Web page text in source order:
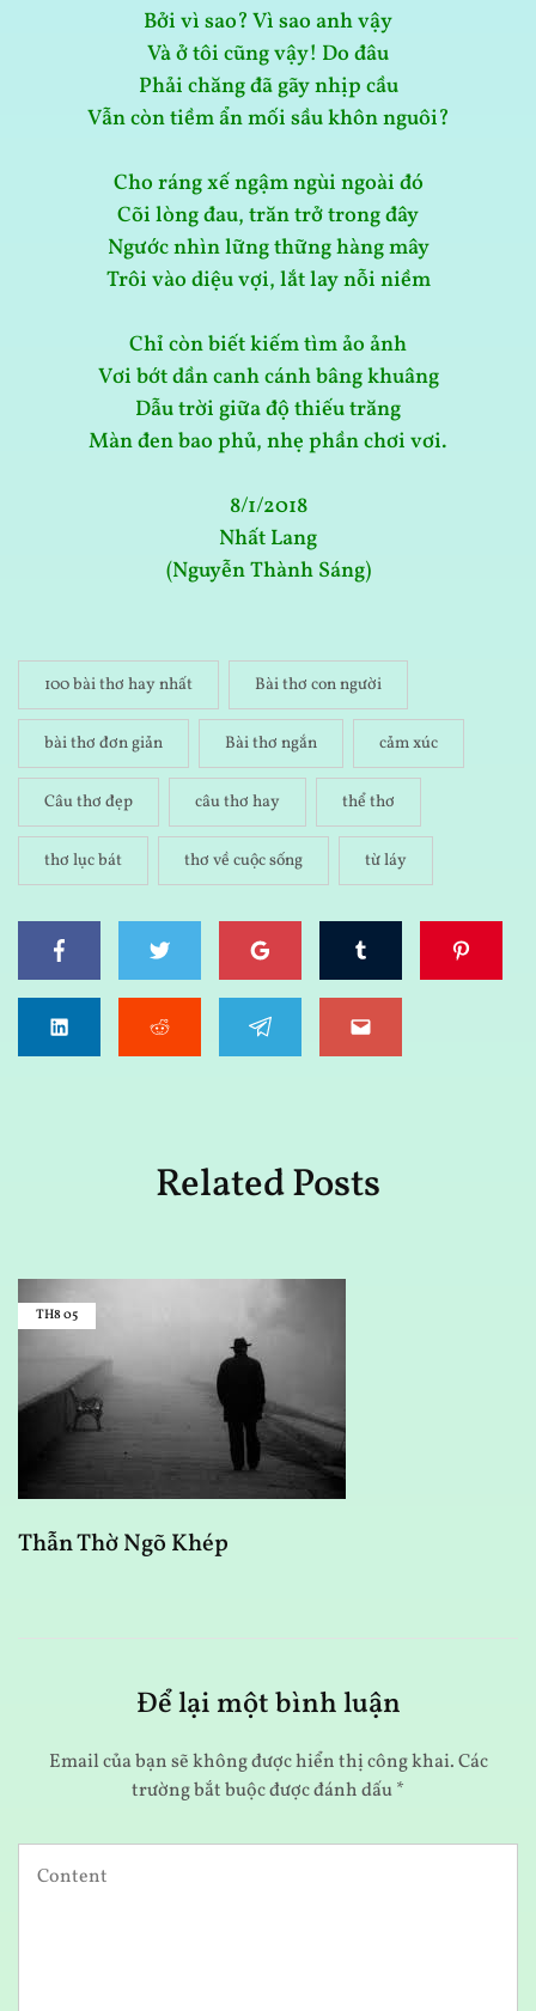
Bởi vì sao? Vì sao anh vậy
Và ở tôi cũng vậy! Do đâu
Phải chăng đã gãy nhịp cầu
Vẫn còn tiềm ẩn mối sầu khôn nguôi?
Cho ráng xế ngậm ngùi ngoài đó
Cõi lòng đau, trăn trở trong đây
Ngước nhìn lững thững hàng mây
Trôi vào diệu vợi, lắt lay nỗi niềm
Chỉ còn biết kiếm tìm ảo ảnh
Vơi bớt dần canh cánh bâng khuâng
Dẫu trời giữa độ thiếu trăng
Màn đen bao phủ, nhẹ phần chơi vơi.
8/1/2018
Nhất Lang
(Nguyễn Thành Sáng)
100 bài thơ hay nhất Bài thơ con người
bài thơ đơn giản Bài thơ ngắn cảm xúc
Câu thơ đẹp câu thơ hay thể thơ
thơ lục bát thơ về cuộc sống từ láy
Related Posts
TH805
Thẫn Thờ Ngõ Khép
Để lại một bình luận
Email của bạn sẽ không được hiển thị công khai.Các
trường bắt buộc được đánh dấu*